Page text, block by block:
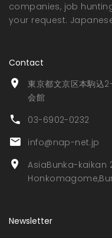
companies, job
your request.
Contact
東京都文京区本駒込
会館
03-6902-0232
info@nap-net.jp
AsiaBunka-kaikan
Newsletter